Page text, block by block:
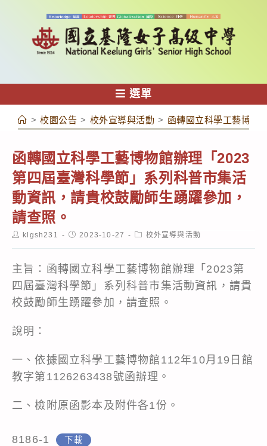
容
選單
> 校園公告 > 校外宣導與活動 > 函轉國立科學工藝博物
函轉國立科學工藝博物館辦理「2023
第四屆臺灣科學節」系列科普市集活
動資訊，請貴校鼓勵師生踴躍參加，
請查照。
Postklgsh231
Post2023-10-27
Post校外宣導與活動
主旨：函轉國立科學工藝博物館辦理「2023第
四屆臺灣科學節」系列科普市集活動資訊，請貴
校鼓勵師生踴躍參加，請查照。
說明：
一、依據國立科學工藝博物館112年10月19日館
教字第1126263438號函辦理。
二、檢附原函影本及附件各1份。
8186-1 下載